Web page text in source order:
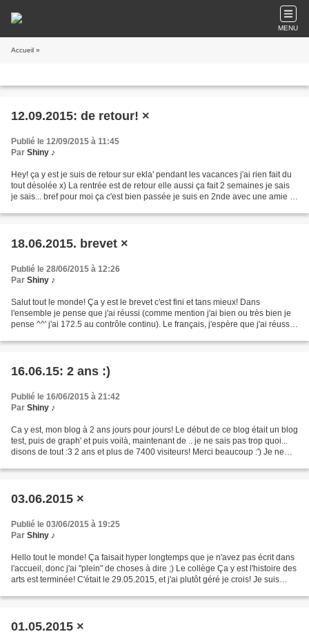
MENU
Accueil »
12.09.2015: de retour! ×
Publié le 12/09/2015 à 11:45
Par Shiny ♪
Hey! ça y est je suis de retour sur ekla' pendant les vacances j'ai rien fait du
tout désolée x) La rentrée est de retour elle aussi ça fait 2 semaines je sais
je sais... bref pour moi ça c'est bien passée je suis en 2nde avec une amie et
18.06.2015. brevet ×
Publié le 28/06/2015 à 12:26
Par Shiny ♪
Salut tout le monde! Ça y est le brevet c'est fini et tans mieux! Dans
l'ensemble je pense que j'ai réussi (comme mention j'ai bien ou très bien je
pense ^^' j'ai 172.5 au contrôle continu). Le français, j'espère que j'ai réussi
16.06.15: 2 ans :)
Publié le 16/06/2015 à 21:42
Par Shiny ♪
Ca y est, mon blog à 2 ans jours pour jours! Le début de ce blog était un blog
test, puis de graph' et puis voilà, maintenant de .. je ne sais pas trop quoi...
disons de tout :3 2 ans et plus de 7400 visiteurs! Merci beaucoup :') Je ne
03.06.2015 ×
Publié le 03/06/2015 à 19:25
Par Shiny ♪
Hello tout le monde! Ça faisait hyper longtemps que je n'avez pas écrit dans
l'accueil, donc j'ai "plein" de choses à dire ;) Le collège Ça y est l'histoire des
arts est terminée! C'était le 29.05.2015, et j'ai plutôt géré je crois! Je suis
01.05.2015 ×